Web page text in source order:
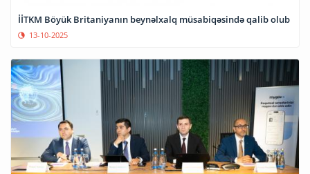
İİTKM Böyük Britaniyanın beynəlxalq müsabiqəsində qalib olub
13-10-2025